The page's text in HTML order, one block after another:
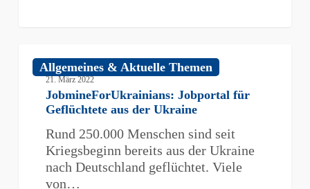
Jobportal
Geflüchtete
Ukraine
Allgemeines & Aktuelle Themen
21. März 2022
JobmineForUkrainians: Jobportal für
Geflüchtete aus der Ukraine
Rund 250.000 Menschen sind seit
Kriegsbeginn bereits aus der Ukraine
nach Deutschland geflüchtet. Viele
von…